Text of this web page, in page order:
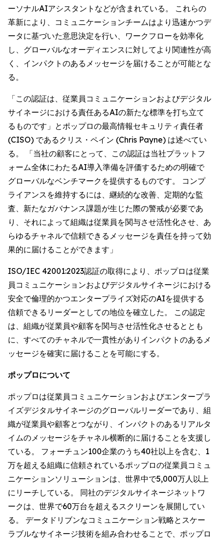
ーソナルAIアシスタントなどが含まれている。 これらの
革新により、コミュニケーションチームはより迅速かつデ
ータに基づいた意思決定を行い、ワークフローを効率化
し、グローバルなオーディエンスに対してより関連性が高
く、インパクトのあるメッセージを届けることが可能とな
る。
「この認証は、従業員コミュニケーションおよびデジタル
サイネージにおける責任あるAIの新たな標準を打ち立て
るものです」とポップロの最高情報セキュリティ責任者
(CISO) であるクリス・ペイン (Chris Payne) は述べてい
る。 「当社の顧客にとって、この認証は当社プラットフ
ォーム全体にわたるAI導入準備を評価するための明確で
グローバルなベンチマークを提供するものです。 コンプ
ライアンスを維持するには、継続的な改善、定期的な監
査、新たなガバナンス課題が生じた際の警戒が必要であ
り、それによって組織は従業員を関与させ活性化させ、あ
らゆるチャネルで信頼できるメッセージを責任を持って効
果的に届けることができます」
ISO/IEC 42001:2023認証の取得により、ポップロは従業
員コミュニケーションおよびデジタルサイネージにおける
安全で倫理的かつエンタープライズ対応のAIを提供する
信頼できるリーダーとしての地位を確立した。 この認定
は、組織が従業員や顧客を関与させ活性化させるととも
に、すべてのチャネルで一貫性がありインパクトのあるメ
ッセージを確実に届けることを可能にする。
ポップロについて
ポップロは従業員コミュニケーションおよびエンタープラ
イズデジタルサイネージのグローバルリーダーであり、組
織が従業員や顧客とつながり、インパクトのあるリアルタ
イムのメッセージをチャネル横断的に届けることを支援し
ている。 フォーチュン100企業のうち40社以上を含む、1
万を超える組織に信頼されているポップロの従業員コミュ
ニケーションソリューションは、世界中で5,000万人以上
にリーチしている。 同社のデジタルサイネージネットワ
ークは、世界で60万台を超えるスクリーンを展開してい
る。 データドリブンなコミュニケーション戦略とスケー
ラブルなサイネージ技術を組み合わせることで、ポップロ